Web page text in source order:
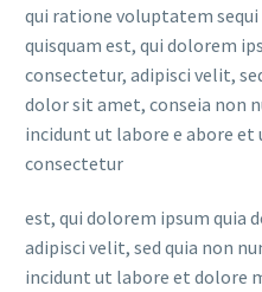
qui ratione voluptatem sequi
quisquam est, qui dolorem
consectetur, adipisci velit,
dolor sit amet, conseia non
incidunt ut labore e abore
consectetur
est, qui dolorem ipsum quia
adipisci velit, sed quia non
incidunt ut labore et dolore